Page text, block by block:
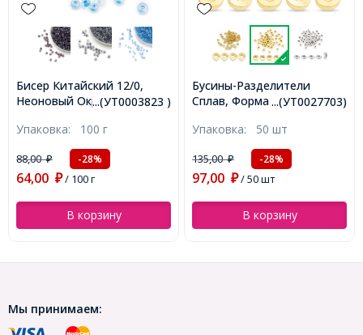
...(УТ0027703)
Бусины-Разделители
Сплав, Форма Пончик,
Отверстие 2.5мм,
(УТ0027703)
Упаковка:50 шт
135,00 -28%
97,00 ₽ / 50 шт
В корзину
...(УТ0028090)
Бисер Китайский 12/0,
Матовый (FC), Цвет:
(УТ0028090)
Упаковка:100 г
103,00 -21%
81,00 ₽/ 100 г
В корзину
Мы принимаем: